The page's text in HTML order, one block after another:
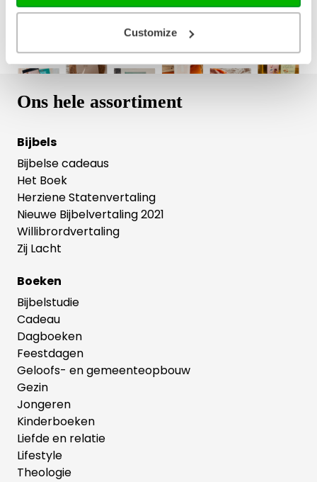
Customize
Ons hele assortiment
Bijbels
Bijbelse cadeaus
Het Boek
Herziene Statenvertaling
Nieuwe Bijbelvertaling 2021
Willibrordvertaling
Zij Lacht
Boeken
Bijbelstudie
Cadeau
Dagboeken
Feestdagen
Geloofs- en gemeenteopbouw
Gezin
Jongeren
Kinderboeken
Liefde en relatie
Lifestyle
Theologie